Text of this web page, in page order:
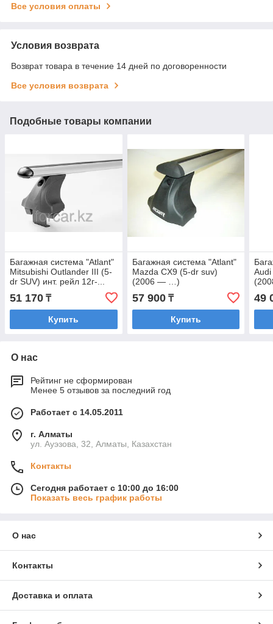
Все условия оплаты
Условия возврата
Возврат товара в течение 14 дней по договоренности
Все условия возврата
Подобные товары компании
Багажная система "Atlant"
Mitsubishi Outlander III (5-
dr SUV) инт. рейл 12г-...
(Аэродинамическая)
51 170 ₸
Купить
Багажная система "Atlant"
Mazda CX9 (5-dr suv)
(2006 — …)
(Крыловидная)
57 900₸
Купить
49
О нас
Рейтинг не сформирован
Менее 5 отзывов за последний год
Работает с 14.05.2011
г. Алматы
ул. Ауэзова, 32, Алматы, Казахстан
Контакты
Сегодня работает с 10:00 до 16:00
Показать весь график работы
О нас
Контакты
Доставка и оплата